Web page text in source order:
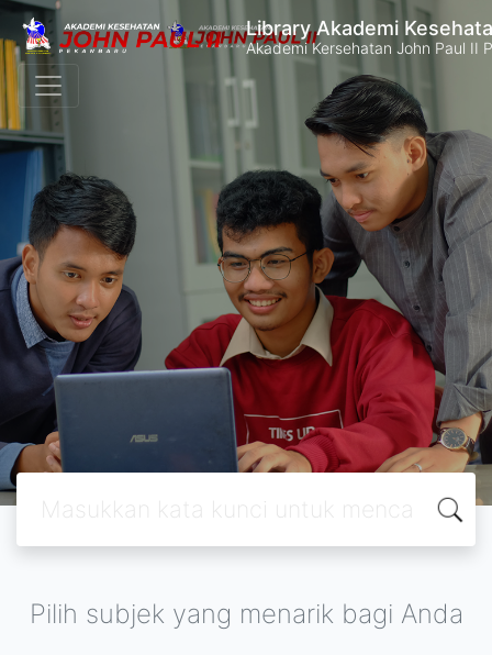
Library Akademi
Akademi Kersehatan John Paul II
Pilih subjek yang menarik bagi Anda